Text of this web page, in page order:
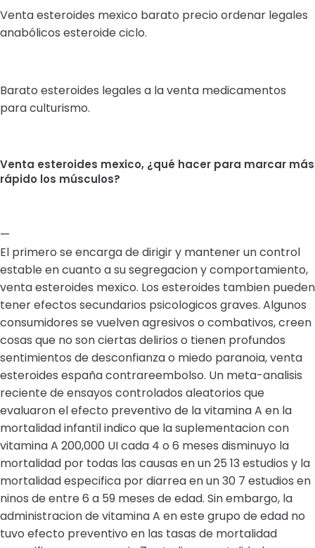
Venta esteroides mexico barato precio ordenar legales
anabólicos esteroide ciclo.
Barato esteroides legales a la venta medicamentos
para culturismo.
Venta esteroides mexico, ¿qué hacer para marcar más
rápido los músculos?
—
El primero se encarga de dirigir y mantener un control
estable en cuanto a su segregacion y comportamiento,
venta esteroides mexico. Los esteroides tambien pueden
tener efectos secundarios psicologicos graves. Algunos
consumidores se vuelven agresivos o combativos, creen
cosas que no son ciertas delirios o tienen profundos
sentimientos de desconfianza o miedo paranoia, venta
esteroides españa contrareembolso. Un meta-analisis
reciente de ensayos controlados aleatorios que
evaluaron el efecto preventivo de la vitamina A en la
mortalidad infantil indico que la suplementacion con
vitamina A 200,000 UI cada 4 o 6 meses disminuyo la
mortalidad por todas las causas en un 25 13 estudios y la
mortalidad especifica por diarrea en un 30 7 estudios en
ninos de entre 6 a 59 meses de edad. Sin embargo, la
administracion de vitamina A en este grupo de edad no
tuvo efecto preventivo en las tasas de mortalidad